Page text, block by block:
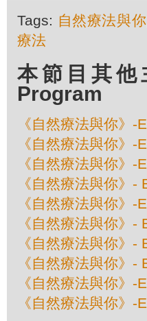
Tags: 自然療法與你
療法
本節目其他
Program
《自然療法與你》
《自然療法與你》
《自然療法與你》
《自然療法與你》
《自然療法與你》-
《自然療法與你》
《自然療法與你》
《自然療法與你》
《自然療法與你》
《自然療法與你》